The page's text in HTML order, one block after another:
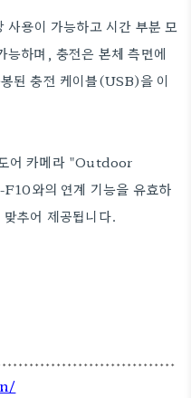
사용이 가능하고 시간 부분 모
능하며, 충전은 본체 측면에
된 충전 케이블(USB)을 이
어 카메라 "Outdoor
와의 연계 기능을 유효하
추어 제공됩니다.